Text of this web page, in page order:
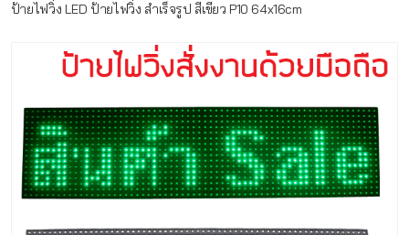
ป้ายไฟวิ่ง LED ป้ายไฟวิ่ง สำเร็จรูป สีเขียว P10 64x16cm